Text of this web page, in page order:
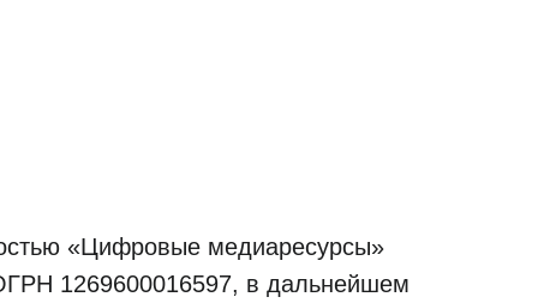
«Цифровые медиаресурсы»
1269600016597, в дальнейшем